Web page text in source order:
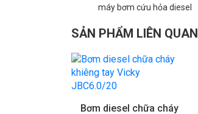
máy bơm cứu hỏa diesel
SẢN PHẨM LIÊN QUAN
Bơm diesel chữa cháy